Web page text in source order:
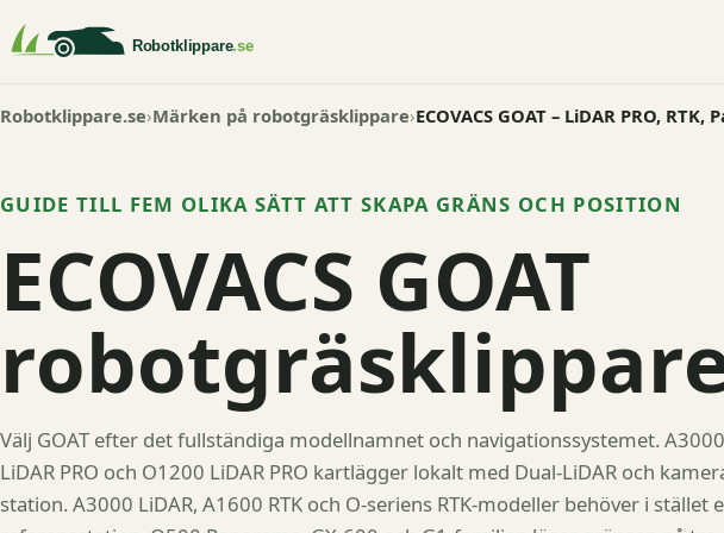
Robotklippare.se Märken på robotgräsklippare ECOVACS GOAT – LiDAR PRO,
GUIDE TILL FEM OLIKA SÄTT ATT SKAPA GRÄNS OCH POSITION
ECOVACS GOAT
Välj GOAT efter det fullständiga modellnamnet och navigationssystemet. A3000
LiDAR PRO och O1200 LiDAR PRO kartlägger lokalt med Dual-LiDAR och
station. A3000 LiDAR, A1600 RTK och O-seriens RTK-modeller behöver i stället